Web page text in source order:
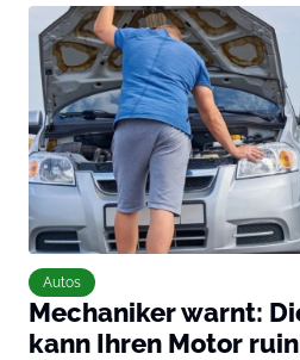
Autos
Mechaniker warnt:
kann Ihren Motor